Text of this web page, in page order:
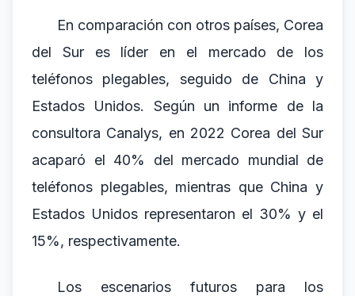
En comparación con otros países, Corea
del Sur es líder en el mercado de los
teléfonos plegables, seguido de China y
Estados Unidos. Según un informe de la
consultora Canalys, en 2022 Corea del Sur
acaparó el 40% del mercado mundial de
teléfonos plegables, mientras que China y
Estados Unidos representaron el 30% y el
15%, respectivamente.
Los escenarios futuros para los